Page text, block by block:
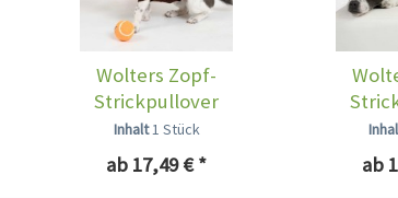
Wolters Zopf-
Strickpullover
Hüttenzauber Schoko
Inhalt1 Stück
ab 17,49 € * ab